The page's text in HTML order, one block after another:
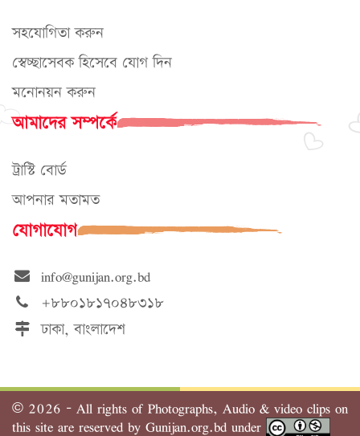
সহযোগিতা করুন
স্বেচ্ছাসেবক হিসেবে যোগ দিন
মনোনয়ন করুন
আমাদের সম্পর্কে
ট্রাস্টি বোর্ড
আপনার মতামত
যোগাযোগ
info@gunijan.org.bd
+৮৮০১৮১৭০৪৮৩১৮
ঢাকা, বাংলাদেশ
© 2026 - All rights of Photographs, Audio & video clips on
this site are reserved by Gunijan.org.bd under